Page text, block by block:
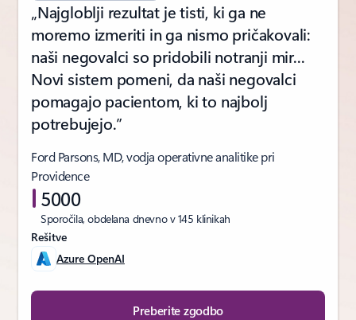
„Najgloblji rezultat je tisti, ki ga ne
moremo izmeriti in ga nismo pričakovali:
naši negovalci so pridobili notranji mir...
Novi sistem pomeni, da naši negovalci
pomagajo pacientom, ki to najbolj
potrebujejo.”
Ford Parsons, MD, ​vodja operativne analitike pri
Providence​
5000
Sporočila, obdelana dnevno v 145 klinikah
Rešitve
Azure OpenAI
Preberite zgodbo